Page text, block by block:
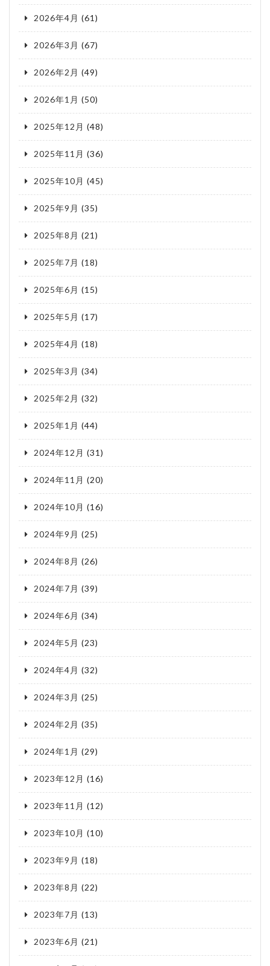
2026年4月 (61)
2026年3月 (67)
2026年2月 (49)
2026年1月 (50)
2025年12月 (48)
2025年11月 (36)
2025年10月 (45)
2025年9月 (35)
2025年8月 (21)
2025年7月 (18)
2025年6月 (15)
2025年5月 (17)
2025年4月 (18)
2025年3月 (34)
2025年2月 (32)
2025年1月 (44)
2024年12月 (31)
2024年11月 (20)
2024年10月 (16)
2024年9月 (25)
2024年8月 (26)
2024年7月 (39)
2024年6月 (34)
2024年5月 (23)
2024年4月 (32)
2024年3月 (25)
2024年2月 (35)
2024年1月 (29)
2023年12月 (16)
2023年11月 (12)
2023年10月 (10)
2023年9月 (18)
2023年8月 (22)
2023年7月 (13)
2023年6月 (21)